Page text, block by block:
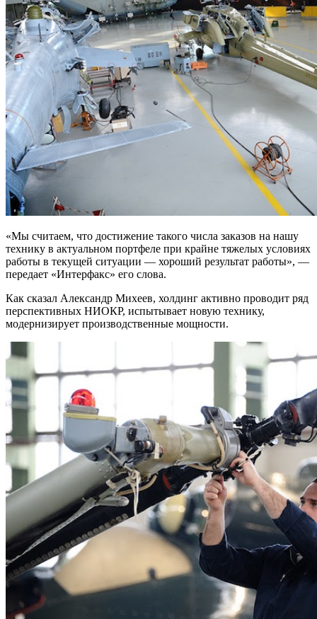
«Мы считаем, что достижение такого числа заказов на нашу
технику в актуальном портфеле при крайне тяжелых условиях
работы в текущей ситуации — хороший результат работы», —
передает «Интерфакс» его слова.
Как сказал Александр Михеев, холдинг активно проводит ряд
перспективных НИОКР, испытывает новую технику,
модернизирует производственные мощности.